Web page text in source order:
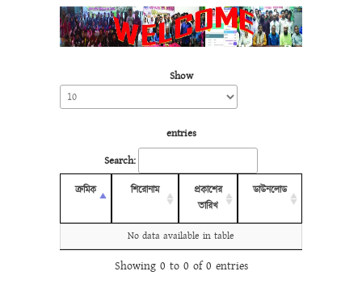
Show
entries
Search:
ক্রমিক শিরোনাম
প্রকাশের
তারিখ
ডাউনলোড
No data available in table
Showing 0 to 0 of 0 entries